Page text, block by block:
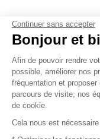
©
Continuer sans accepter
Bonjour et
Afin de pouvoir rendre
possible, améliorer nos
fréquentation et
parcours de visite, nos
de cookie.
Cela nous est